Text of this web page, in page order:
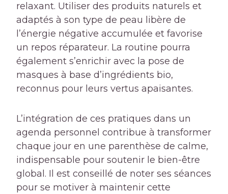
relaxant. Utiliser des produits naturels et
adaptés à son type de peau libère de
l’énergie négative accumulée et favorise
un repos réparateur. La routine pourra
également s’enrichir avec la pose de
masques à base d’ingrédients bio,
reconnus pour leurs vertus apaisantes.
L’intégration de ces pratiques dans un
agenda personnel contribue à transformer
chaque jour en une parenthèse de calme,
indispensable pour soutenir le bien-être
global. Il est conseillé de noter ses séances
pour se motiver à maintenir cette